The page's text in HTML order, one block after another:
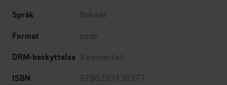
Språk Bokmål
Format epub
DRM-beskyttelse Vannmerket
ISBN 9788233436377